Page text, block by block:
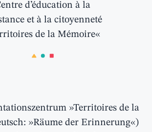
d’éducation à la
et à la citoyenneté
de la Mémoire«
»Territoires de la
»Räume der Erinnerung«)